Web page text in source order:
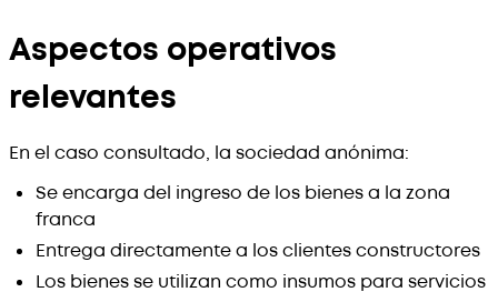
Aspectos operativos
relevantes
En el caso consultado, la sociedad anónima:
Se encarga del ingreso de los bienes a la zona
franca
Entrega directamente a los clientes constructores
Los bienes se utilizan como insumos para servicios